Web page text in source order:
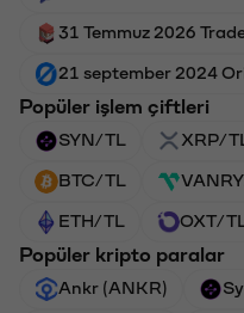
31 Temmuz 2026
21 september 2024
Popüler işlem çiftleri
SYN/TL XRP/TL
BTC/TL
ETH/TL OXT/TL
Popüler kripto paralar
Ankr (ANKR)